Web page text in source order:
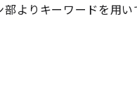
よりキーワードを用い